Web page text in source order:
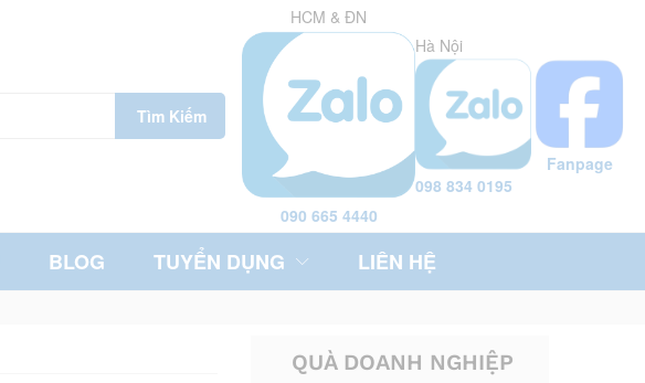
Tìm Kiếm
HCM & ĐN
090 665 4440
Hà Nội
098 834 0195
Fanpage
BLOG TUYỂN DỤNG LIÊN HỆ
QUÀ DOANH NGHIỆP